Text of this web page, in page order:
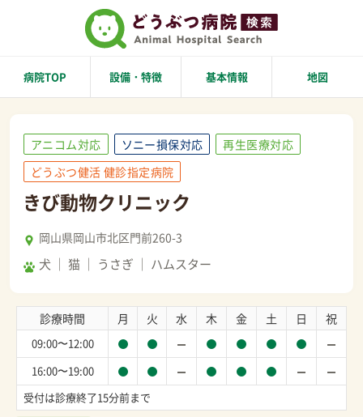
病院TOP 設備・特徴 基本情報 地図
アニコム対応 ソニー損保対応
再生医療対応
どうぶつ健活 健診指定病院
きび動物クリニック
岡山県岡山市北区門前260-3
犬 猫 うさぎ ハムスター
診療時間 月 火 水 木 金 土 日 祝
09:00〜12:00
16:00〜19:00
受付は診療終了15分前まで